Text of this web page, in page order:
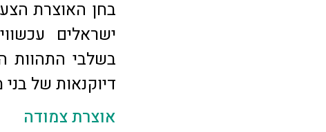
בחן האוצרת
ישראלים
בשלבי התהוות
דיוקנאות של
אוצרת צמודה